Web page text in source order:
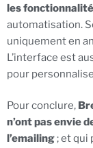
les
automatisation.
uniquement en
L’interface est
pour
Pour conclure,
n’ont pas envie
l’emailing; et qui